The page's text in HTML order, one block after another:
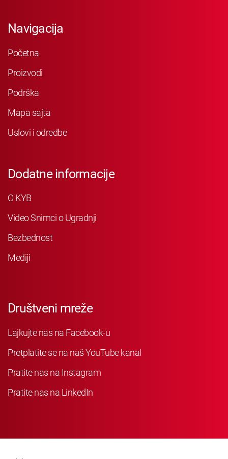
Navigacija
Početna
Proizvodi
Podrška
Mapa sajta
Uslovi i odredbe
Dodatne informacije
O KYB
Video Snimci o Ugradnji
Bezbednost
Mediji
Društveni mreže
Lajkujte nas na Facebook-u
Pretplatite se na naš YouTube kanal
Pratite nas na Instagram
Pratite nas na LinkedIn